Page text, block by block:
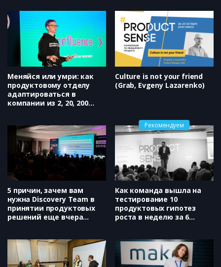
Меняйся или умри: как
продуктовому отделу
адаптироваться в
компании из 2, 20, 200
Culture is not your friend
(Grab, Evgeny Lazarenko)
5 причин, зачем вам
нужна Discovery Team в
принятии продуктовых
решений еще вчера
Рекомендуем
Как команда вышла на
тестирование 10
продуктовых гипотез
роста в неделю за 6
красках от участника
событий (Growth Academy
RU, Юрий Дроган)